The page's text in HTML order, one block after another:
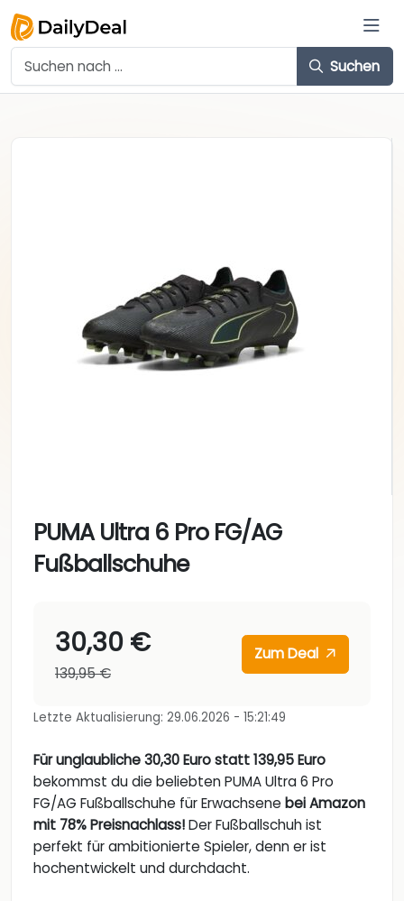
Suchen
PUMA Ultra 6 Pro FG/AG
Fußballschuhe
30,30 €
139,95 €
Zum Deal
Letzte Aktualisierung: 29.06.2026 - 15:21:49
Für unglaubliche 30,30 Euro statt 139,95 Euro
bekommst du die beliebten PUMA Ultra 6 Pro
FG/AG Fußballschuhe für Erwachsene bei Amazon
mit 78% Preisnachlass!Der Fußballschuh ist
perfekt für ambitionierte Spieler, denn er ist
hochentwickelt und durchdacht.